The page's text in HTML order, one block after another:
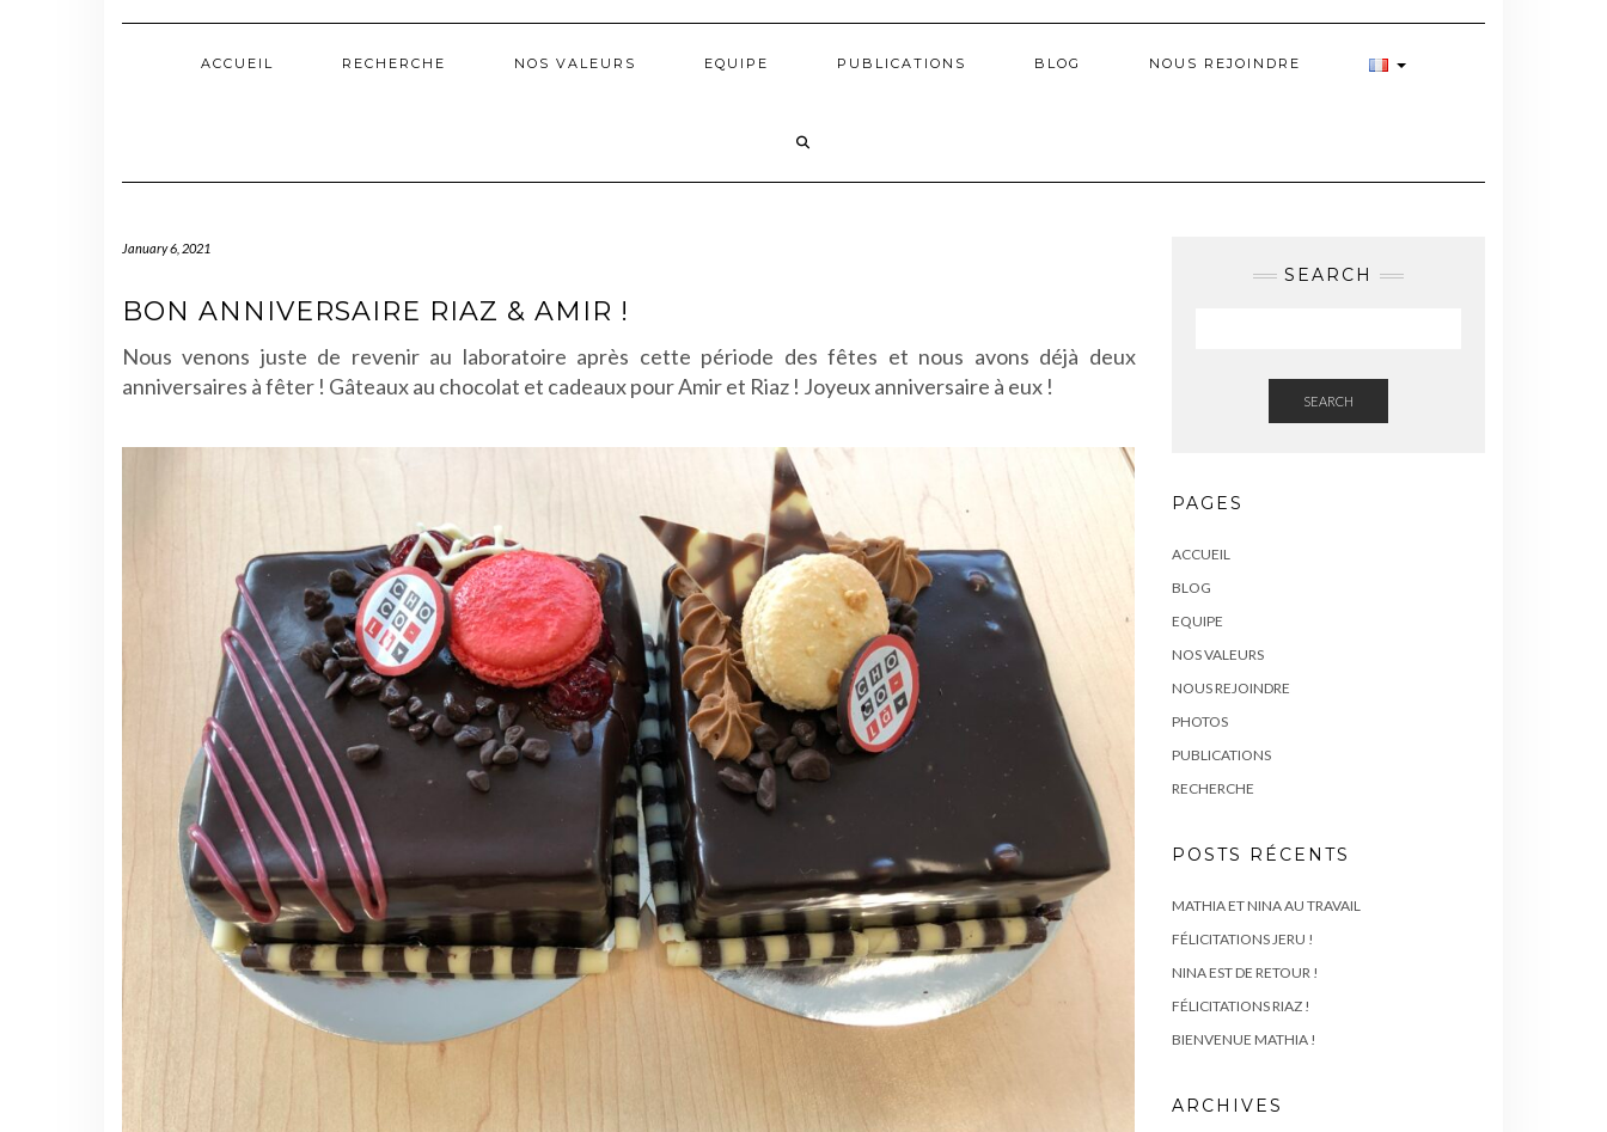
ACCUEIL RECHERCHE NOS VALEURS EQUIPE PUBLICATIONS BLOG NOUS REJOINDRE
January 6, 2021
BON ANNIVERSAIRE RIAZ & AMIR !
Nous venons juste de revenir au laboratoire après cette période des fêtes et nous avons déjà deux
anniversaires à fêter ! Gâteaux au chocolat et cadeaux pour Amir et Riaz ! Joyeux anniversaire à eux !
SEARCH
SEARCH
PAGES
ACCUEIL
BLOG
EQUIPE
NOS VALEURS
NOUS REJOINDRE
PHOTOS
PUBLICATIONS
RECHERCHE
POSTS RÉCENTS
MATHIA ET NINA AU TRAVAIL
FÉLICITATIONS JERU !
NINA EST DE RETOUR !
FÉLICITATIONS RIAZ !
BIENVENUE MATHIA !
ARCHIVES